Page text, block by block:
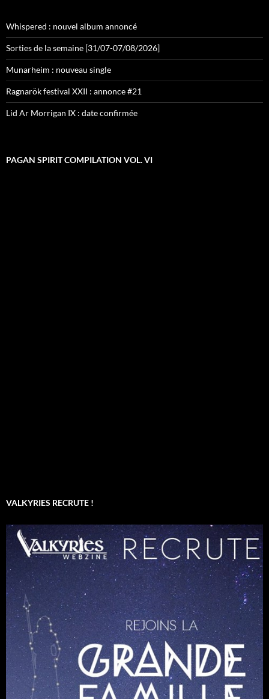
Whispered : nouvel album annoncé
Sorties de la semaine [31/07-07/08/2026]
Munarheim : nouveau single
Ragnarök festival XXII : annonce #21
Lid Ar Morrigan IX : date confirmée
PAGAN SPIRIT COMPILATION VOL. VI
VALKYRIES RECRUTE !